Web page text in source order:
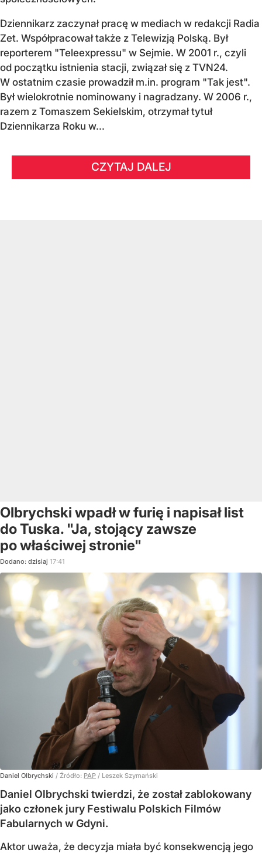
Dziennikarz zaczynał pracę w mediach w redakcji Radia
Zet. Współpracował także z Telewizją Polską. Był
reporterem "Teleexpressu" w Sejmie. W 2001 r., czyli
od początku istnienia stacji, związał się z TVN24.
W ostatnim czasie prowadził m.in. program "Tak jest".
Był wielokrotnie nominowany i nagradzany. W 2006 r.,
razem z Tomaszem Sekielskim, otrzymał tytuł
Dziennikarza Roku w...
CZYTAJ DALEJ
Olbrychski wpadł w furię i napisał list
do Tuska. "Ja, stojący zawsze
po właściwej stronie"
Dodano: dzisiaj 17:41
Daniel Olbrychski / Źródło: PAP / Leszek Szymański
Daniel Olbrychski twierdzi, że został zablokowany
jako członek jury Festiwalu Polskich Filmów
Fabularnych w Gdyni.
Aktor uważa, że decyzja miała być konsekwencją jego